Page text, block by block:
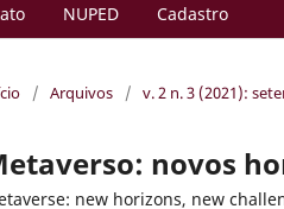
NUPED Cadastro
/ Arquivos / v. 2 n. 3 (2021):
novos
new horizons, new